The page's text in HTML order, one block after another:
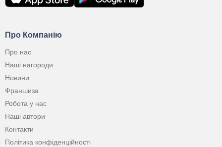
Про Компанію
Про нас
Наші нагороди
Новини
Франшиза
Робота у нас
Наші автори
Контакти
Політика конфіденційності